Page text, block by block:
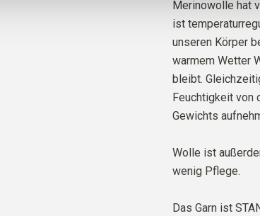
Merinowolle hat
ist
unseren Körper
warmem Wetter
bleibt.
Feuchtigkeit von
Gewichts
Wolle ist
wenig Pflege.
Das Garn ist